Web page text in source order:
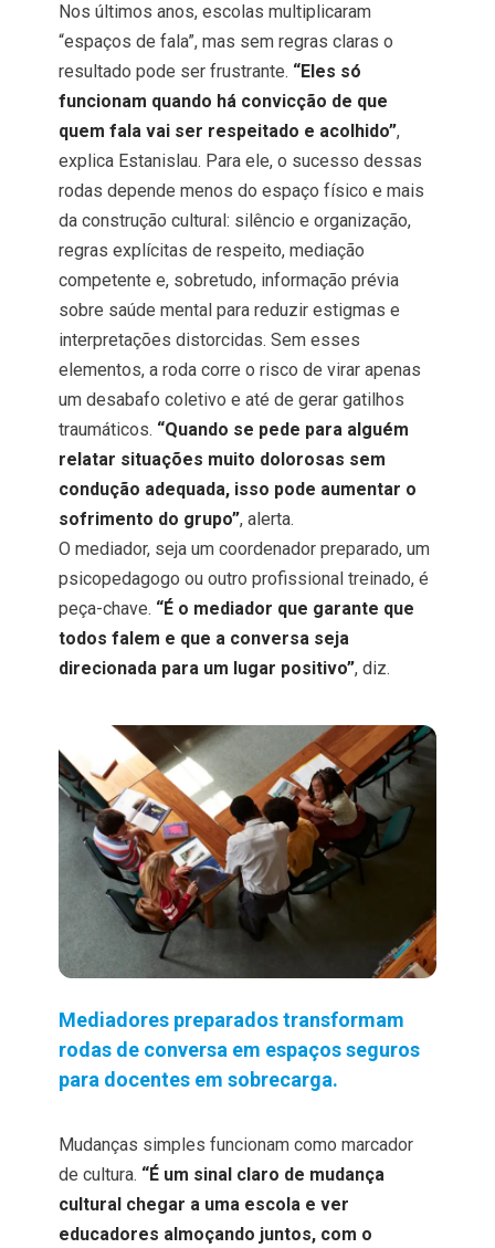
Nos últimos anos, escolas multiplicaram
“espaços de fala”, mas sem regras claras o
resultado pode ser frustrante. “Eles só
funcionam quando há convicção de que
quem fala vai ser respeitado e acolhido”,
explica Estanislau. Para ele, o sucesso dessas
rodas depende menos do espaço físico e mais
da construção cultural: silêncio e organização,
regras explícitas de respeito, mediação
competente e, sobretudo, informação prévia
sobre saúde mental para reduzir estigmas e
interpretações distorcidas. Sem esses
elementos, a roda corre o risco de virar apenas
um desabafo coletivo e até de gerar gatilhos
traumáticos. “Quando se pede para alguém
relatar situações muito dolorosas sem
condução adequada, isso pode aumentar o
sofrimento do grupo”, alerta.
O mediador, seja um coordenador preparado, um
psicopedagogo ou outro profissional treinado, é
peça-chave. “É o mediador que garante que
todos falem e que a conversa seja
direcionada para um lugar positivo”, diz.
Mediadores preparados transformam
rodas de conversa em espaços seguros
para docentes em sobrecarga.
Mudanças simples funcionam como marcador
de cultura. “É um sinal claro de mudança
cultural chegar a uma escola e ver
educadores almoçando juntos, com o